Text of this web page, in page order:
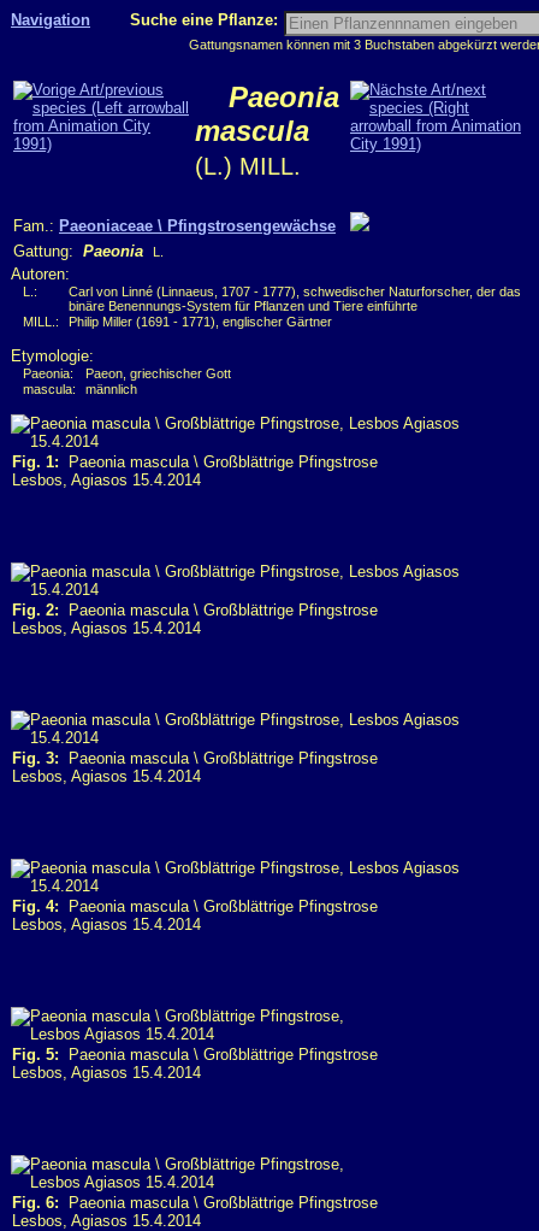
Navigation Suche eine Pflanze:
Gattungsnamen können mit 3 Buchstaben abgekürzt
Paeonia
mascula
(L.) MILL.
Fam.: Paeoniaceae \ Pfingstrosengewächse
Gattung: Paeonia L.
Autoren:
L.:
Carl von Linné (Linnaeus, 1707 - 1777), schwedischer Naturforscher, der das
binäre Benennungs-System für Pflanzen und Tiere einführte
MILL.:
Philip Miller (1691 - 1771), englischer Gärtner
Etymologie:
Paeonia:
Paeon, griechischer Gott
mascula:
männlich
Fig. 1: Paeonia mascula \ Großblättrige Pfingstrose
Lesbos, Agiasos 15.4.2014
Fig. 2: Paeonia mascula \ Großblättrige Pfingstrose
Lesbos, Agiasos 15.4.2014
Fig. 3: Paeonia mascula \ Großblättrige Pfingstrose
Lesbos, Agiasos 15.4.2014
Fig. 4: Paeonia mascula \ Großblättrige Pfingstrose
Lesbos, Agiasos 15.4.2014
Fig. 5: Paeonia mascula \ Großblättrige Pfingstrose
Lesbos, Agiasos 15.4.2014
Fig. 6: Paeonia mascula \ Großblättrige Pfingstrose
Lesbos, Agiasos 15.4.2014